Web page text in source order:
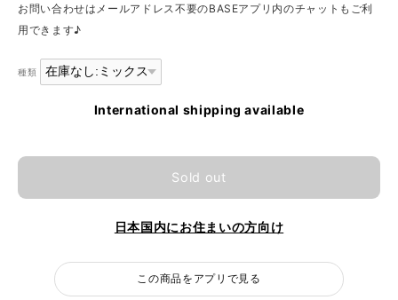
お問い合わせはメールアドレス不要のBASEアプリ内のチャットもご利
用できます♪
種類
International shipping available
Sold out
日本国内にお住まいの方向け
この商品をアプリで見る